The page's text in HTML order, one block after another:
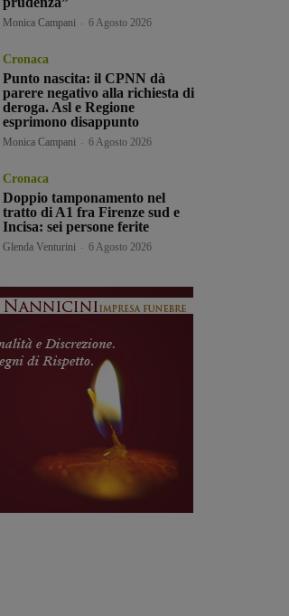
Monica Campani 6 Agosto 2026
Cronaca
Punto nascita: il CPNN dà
parere negativo alla richiesta di
deroga. Asl e Regione
esprimono disappunto
Monica Campani 6 Agosto 2026
Cronaca
Doppio tamponamento nel
tratto di A1 fra Firenze sud e
Incisa: sei persone ferite
Glenda Venturini 6 Agosto 2026